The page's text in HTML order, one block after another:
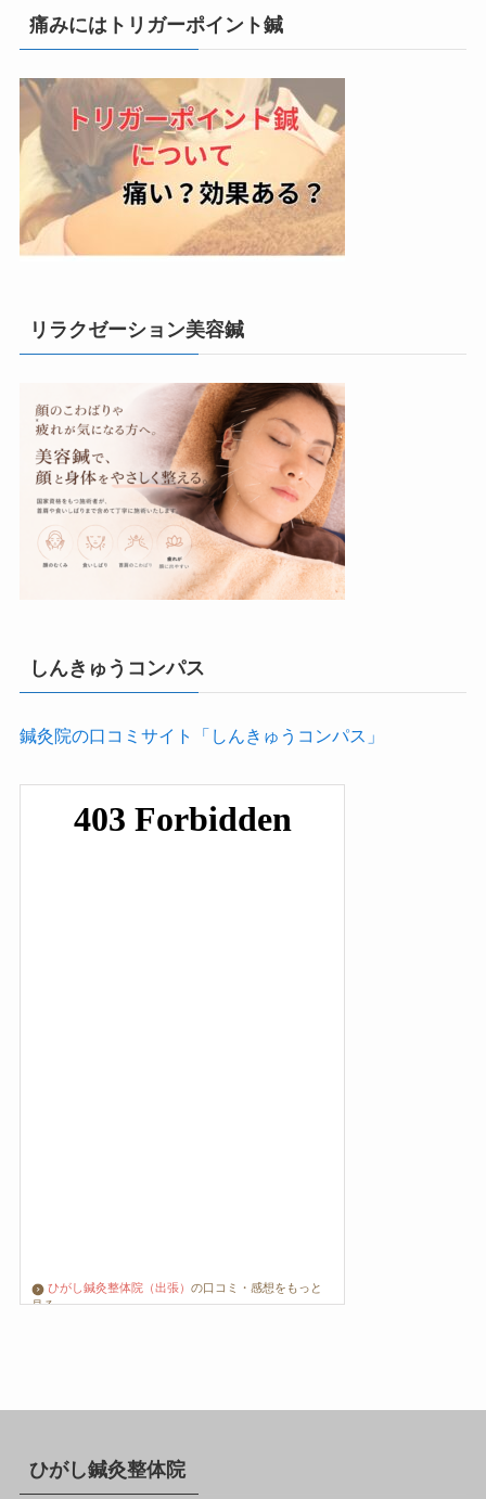
痛みにはトリガーポイント鍼
リラクゼーション美容鍼
しんきゅうコンパス
鍼灸院の口コミサイト「しんきゅうコンパス」
ひがし鍼灸整体院（出張） の口コミ・感想をもっと
見る
ひがし鍼灸整体院